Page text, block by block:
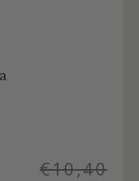
€10,40